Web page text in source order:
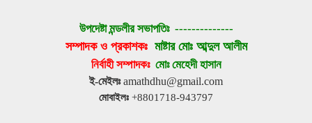
উপদেষ্টা মন্ডলীর সভাপতিঃ --------------
সম্পাদক ও প্রকাশকঃ মাষ্টার মোঃ আব্দুল আলীম
নির্বাহী সম্পাদকঃ মোঃ মেহেদী হাসান
ই-মেইলঃ amathdhu@gmail.com
মোবাইলঃ +8801718-943797